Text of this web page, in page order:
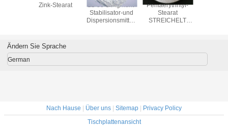
Zink-Stearat
11-30-5 Pigment-
Stabilisator-und
Dispersionsmittel-
Pentaerythrityl-
Stearat
STREICHELT
Ändern Sie Sprache
German
Nach Hause | Über uns | Sitemap | Privacy Policy
Tischplattenansicht